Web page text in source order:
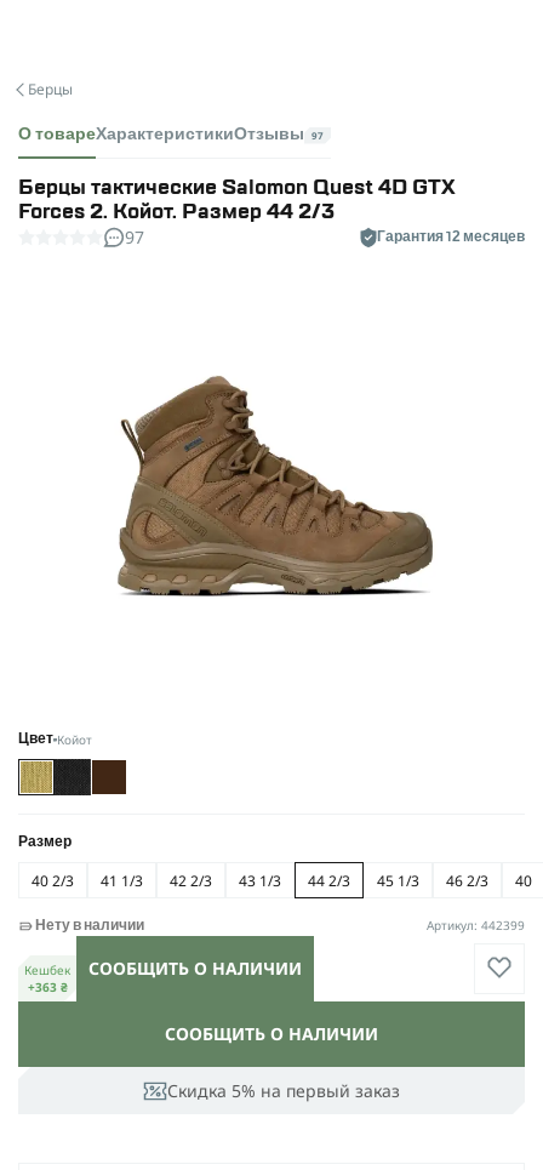
Берцы
О товареХарактеристикиОтзывы 97
Берцы тактические Salomon Quest 4D GTX
Forces 2. Койот. Размер 44 2/3
97 Гарантия 12 месяцев
Цвет Койот
Размер
40 2/3 41 1/3 42 2/3 43 1/3 44 2/3 45 1/3 46 2/3 40
Скидка 5% на первый заказ
СООБЩИТЬ О НАЛИЧИИ
Нету в наличии Артикул: 442399
Кешбек
+363 ₴
СООБЩИТЬ О НАЛИЧИИ